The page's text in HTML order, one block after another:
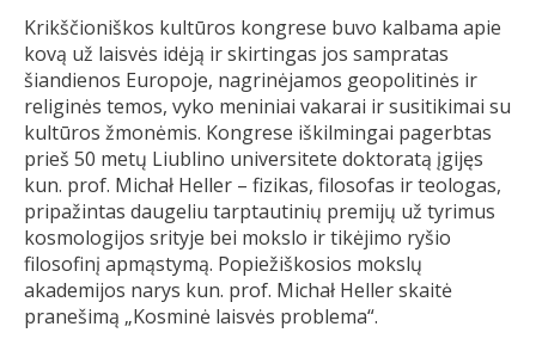
Krikščioniškos kultūros kongrese buvo kalbama apie
kovą už laisvės idėją ir skirtingas jos sampratas
šiandienos Europoje, nagrinėjamos geopolitinės ir
religinės temos, vyko meniniai vakarai ir susitikimai su
kultūros žmonėmis. Kongrese iškilmingai pagerbtas
prieš 50 metų Liublino universitete doktoratą įgijęs
kun. prof. Michał Heller – fizikas, filosofas ir teologas,
pripažintas daugeliu tarptautinių premijų už tyrimus
kosmologijos srityje bei mokslo ir tikėjimo ryšio
filosofinį apmąstymą. Popiežiškosios mokslų
akademijos narys kun. prof. Michał Heller skaitė
pranešimą „Kosminė laisvės problema“.